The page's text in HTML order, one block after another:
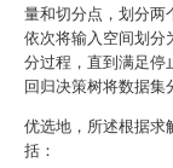
量和切分点，划分两
依次将输入空间划分
分过程，直到满足停
回归决策树将数据集
优选地，所述根据求
括：